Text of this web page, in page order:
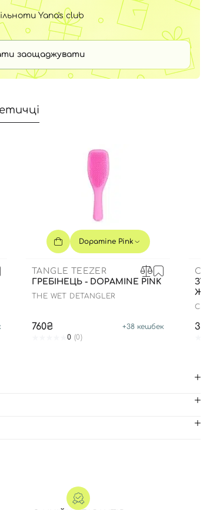
Yana's club
заощаджувати
Dopamine Pink
TANGLE TEEZER
ГРЕБІНЕЦЬ - DOPAMINE PINK
THE WET DETANGLER
760₴ +38 кешбек
0 (0)
CS